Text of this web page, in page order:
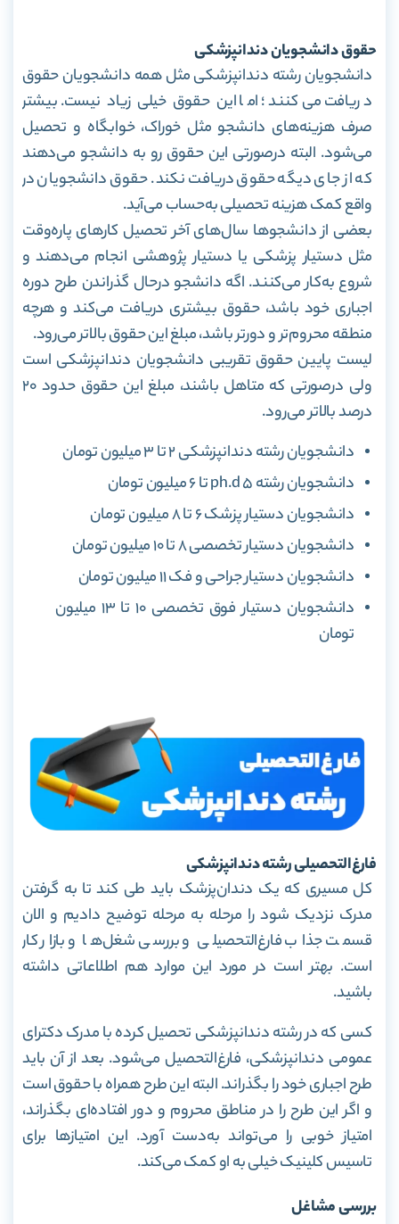
حقوق دانشجویان دندانپزشکی
دانشجویان رشته دندانپزشکی مثل همه دانشجویان حقوق
دریافت می‌کنند؛ اما این حقوق خیلی زیاد نیست. بیشتر
صرف هزینه‌های دانشجو مثل خوراک، خوابگاه و تحصیل
می‌شود. البته درصورتی این حقوق رو به دانشجو می‌دهند
که از جای دیگه حقوق دریافت نکند. حقوق دانشجویان در
واقع کمک هزینه تحصیلی به‌حساب می‌آید.
بعضی از دانشجوها سال‌های آخر تحصیل کارهای پاره‌وقت
مثل دستیار پزشکی یا دستیار پژوهشی انجام می‌دهند و
شروع به‌کار می‌کنند. اگه دانشجو درحال گذراندن طرح دوره
اجباری خود باشد، حقوق بیشتری دریافت می‌کند و هرچه
منطقه محروم‌تر و دورتر باشد، مبلغ این حقوق بالاتر می‌رود.
لیست پایین حقوق تقریبی دانشجویان دندانپزشکی است
ولی درصورتی که متاهل باشند، مبلغ این حقوق حدود ۲۰
درصد بالاتر می‌رود.
دانشجویان رشته دندانپزشکی ۲ تا ۳ میلیون تومان
دانشجویان رشته ph.d ۵ تا ۶ میلیون تومان
دانشجویان دستیار پزشک ۶ تا ۸ میلیون تومان
دانشجویان دستیار تخصصی ۸ تا ۱۰ میلیون تومان
دانشجویان دستیار جراحی و فک ۱۱ میلیون تومان
دانشجویان دستیار فوق تخصصی ۱۰ تا ۱۳ میلیون
تومان
فارغ‌التحصیلی رشته دندانپزشکی
کل مسیری که یک دندان‌پزشک باید طی کند تا به گرفتن
مدرک نزدیک شود را مرحله‌ به‌ مرحله توضیح دادیم و الان
قسمت جذاب فارغ‌التحصیلی و بررسی شغل‌ها و بازار کار
است. بهتر است در مورد این موارد هم اطلاعاتی داشته
باشید.
کسی که در رشته دندانپزشکی تحصیل کرده با مدرک دکترای
عمومی دندانپزشکی، فارغ‌التحصیل می‌شود. بعد از آن باید
طرح اجباری خود را بگذراند. البته این طرح همراه با حقوق است
و اگر این طرح را در مناطق محروم و دور افتاده‌ای بگذراند،
امتیاز خوبی را می‌تواند به‌دست آورد. این امتیازها برای
تاسیس کلینیک خیلی به او کمک می‌کند.
بررسی مشاغل